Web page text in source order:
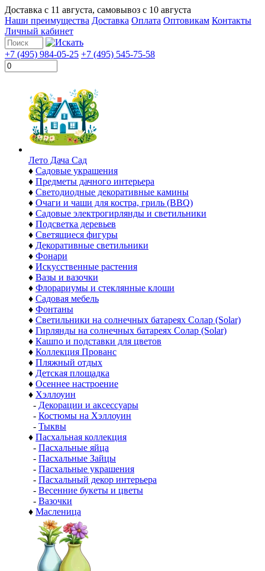
Доставка с 11 августа, самовывоз с 10 августа
Наши преимущества Доставка Оплата Оптовикам Контакты
Личный кабинет
+7 (495) 984-05-25 +7 (495) 545-75-58
Лето Дача Сад
♦ Садовые украшения
♦ Предметы дачного интерьера
♦ Светодиодные декоративные камины
♦ Очаги и чаши для костра, гриль (BBQ)
♦ Садовые электрогирлянды и светильники
♦ Подсветка деревьев
♦ Светящиеся фигуры
♦ Декоративные светильники
♦ Фонари
♦ Искусственные растения
♦ Вазы и вазочки
♦ Флорариумы и стеклянные клоши
♦ Садовая мебель
♦ Фонтаны
♦ Светильники на солнечных батареях Солар (Solar)
♦ Гирлянды на солнечных батареях Солар (Solar)
♦ Кашпо и подставки для цветов
♦ Коллекция Прованс
♦ Пляжный отдых
♦ Детская площадка
♦ Осеннее настроение
♦ Хэллоуин
- Декорации и аксессуары
- Костюмы на Хэллоуин
- Тыквы
♦ Пасхальная коллекция
- Пасхальные яйца
- Пасхальные Зайцы
- Пасхальные украшения
- Пасхальный декор интерьера
- Весенние букеты и цветы
- Вазочки
♦ Масленица